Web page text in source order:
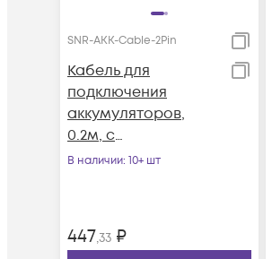
SNR-AKK-Cable-2Pin
Кабель для
подключения
аккумуляторов,
0.2м, с
наконечниками
В наличии: 10+ шт
447,33 ₽